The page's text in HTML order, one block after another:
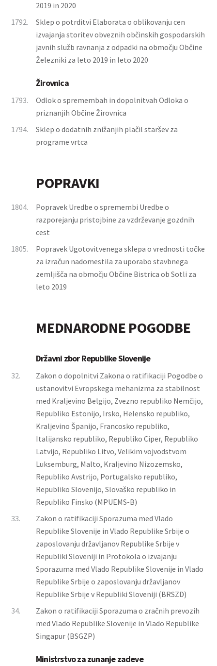
2019 in 2020
1792.
Sklep o potrditvi Elaborata o oblikovanju cen
izvajanja storitev obveznih občinskih gospodarskih
javnih služb ravnanja z odpadki na območju Občine
Železniki za leto 2019 in leto 2020
Žirovnica
1793.
Odlok o spremembah in dopolnitvah Odloka o
priznanjih Občine Žirovnica
1794.
Sklep o dodatnih znižanjih plačil staršev za
programe vrtca
POPRAVKI
1804.
Popravek Uredbe o spremembi Uredbe o
razporejanju pristojbine za vzdrževanje gozdnih
cest
1805.
Popravek Ugotovitvenega sklepa o vrednosti točke
za izračun nadomestila za uporabo stavbnega
zemljišča na območju Občine Bistrica ob Sotli za
leto 2019
MEDNARODNE POGODBE
Državni zbor Republike Slovenije
32.
Zakon o dopolnitvi Zakona o ratifikaciji Pogodbe o
ustanovitvi Evropskega mehanizma za stabilnost
med Kraljevino Belgijo, Zvezno republiko Nemčijo,
Republiko Estonijo, Irsko, Helensko republiko,
Kraljevino Španijo, Francosko republiko,
Italijansko republiko, Republiko Ciper, Republiko
Latvijo, Republiko Litvo, Velikim vojvodstvom
Luksemburg, Malto, Kraljevino Nizozemsko,
Republiko Avstrijo, Portugalsko republiko,
Republiko Slovenijo, Slovaško republiko in
Republiko Finsko (MPUEMS-B)
33.
Zakon o ratifikaciji Sporazuma med Vlado
Republike Slovenije in Vlado Republike Srbije o
zaposlovanju državljanov Republike Srbije v
Republiki Sloveniji in Protokola o izvajanju
Sporazuma med Vlado Republike Slovenije in Vlado
Republike Srbije o zaposlovanju državljanov
Republike Srbije v Republiki Sloveniji (BRSZD)
34.
Zakon o ratifikaciji Sporazuma o zračnih prevozih
med Vlado Republike Slovenije in Vlado Republike
Singapur (BSGZP)
Ministrstvo za zunanje zadeve